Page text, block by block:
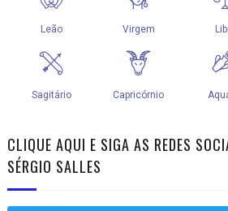
CLIQUE AQUI E SIGA AS REDES
SÉRGIO SALLES